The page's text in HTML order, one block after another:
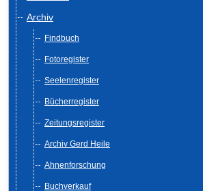
Archiv
Findbuch
Fotoregister
Seelenregister
Bücherregister
Zeitungsregister
Archiv Gerd Heile
Ahnenforschung
Buchverkauf